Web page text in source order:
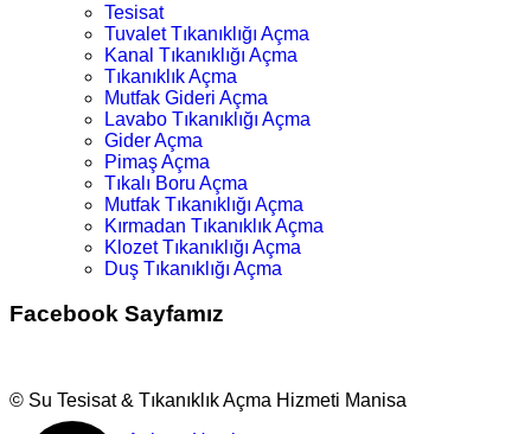
Tesisat
Tuvalet Tıkanıklığı Açma
Kanal Tıkanıklığı Açma
Tıkanıklık Açma
Mutfak Gideri Açma
Lavabo Tıkanıklığı Açma
Gider Açma
Pimaş Açma
Tıkalı Boru Açma
Mutfak Tıkanıklığı Açma
Kırmadan Tıkanıklık Açma
Klozet Tıkanıklığı Açma
Duş Tıkanıklığı Açma
Facebook Sayfamız
© Su Tesisat & Tıkanıklık Açma Hizmeti Manisa